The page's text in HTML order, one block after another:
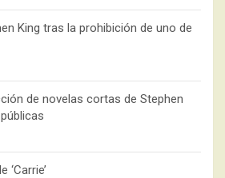
King tras la prohibición de uno de
de novelas cortas de Stephen
‘Carrie’